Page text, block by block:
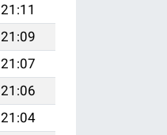
21:11
21:09
21:07
21:06
21:04